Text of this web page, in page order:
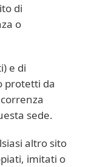
di
o
e di
protetti da
sede.
altro sito
imitati o